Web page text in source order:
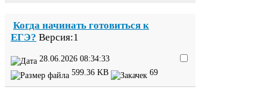
Когда начинать готовиться к
ЕГЭ? Версия:1
28 06 2026 08:34:33
599 36 KB 69